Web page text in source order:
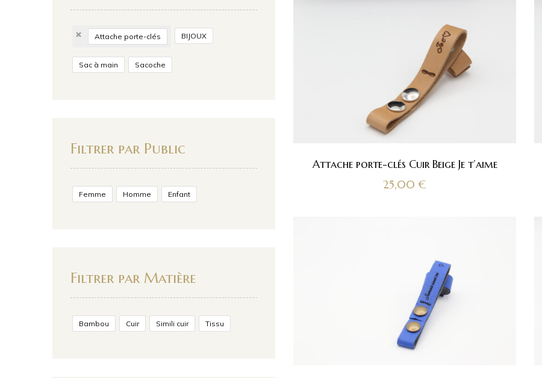
Attache porte-clés Cuir Beige Je t’aime
25,00 €
Attache porte-clés BIJOUX
Sac à main Sacoche
Filtrer par Public
Femme Homme Enfant
Filtrer par Matière
Bambou Cuir Simili cuir Tissu